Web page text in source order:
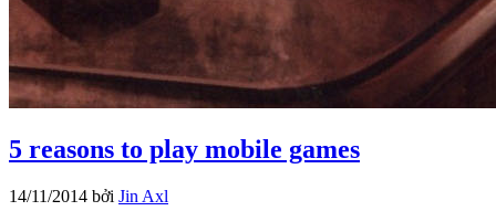
5 reasons to play mobile games
14/11/2014 bởi Jin Axl